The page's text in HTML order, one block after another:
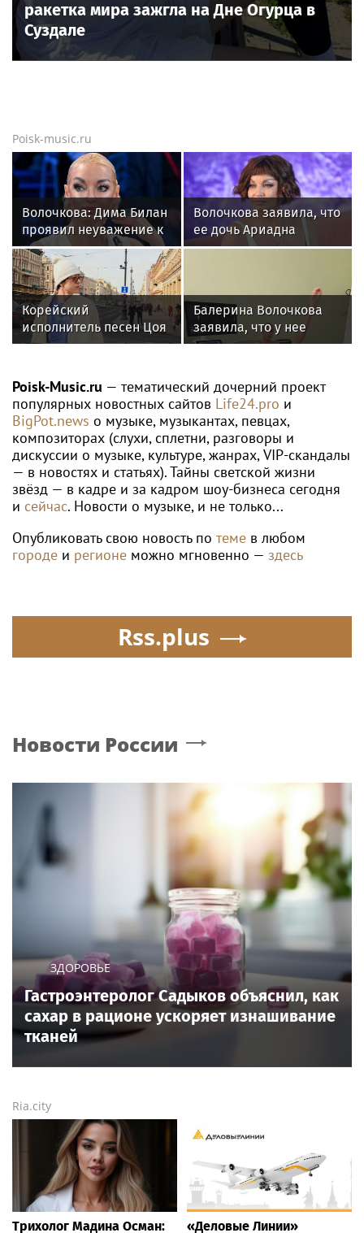
ракетка мира зажгла на Дне Огурца в
Суздале
Poisk-music.ru
Волочкова: Дима Билан
проявил неуважение к
зрителям на своем
концерте в Москве
Волочкова заявила, что
ее дочь Ариадна
«совершила глупость»,
Корейский
исполнитель песен Цоя
Сон Вон Соп захотел
Новгороде
Балерина Волочкова
заявила, что у нее
появилась гематома
Poisk-Music.ru — тематический дочерний проект
популярных новостных сайтов Life24.pro и
BigPot.news о музыке, музыкантах, певцах,
композиторах (слухи, сплетни, разговоры и
дискуссии о музыке, культуре, жанрах, VIP-скандалы
— в новостях и статьях). Тайны светской жизни
звёзд — в кадре и за кадром шоу-бизнеса сегодня
и сейчас. Новости о музыке, и не только...
Опубликовать свою новость по теме в любом
городе и регионе можно мгновенно — здесь
Rss.plus
Новости России
ЗДОРОВЬЕ
Гастроэнтеролог Садыков объяснил, как
сахар в рационе ускоряет изнашивание
тканей
Ria.city
Трихолог Мадина Осман: «Деловые Линии»